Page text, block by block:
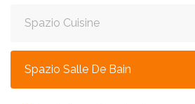
Spazio Cuisine
Spazio Salle De Bain